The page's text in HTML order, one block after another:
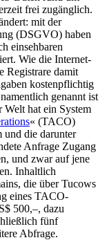
frei zugänglich.
mit der
(DSGVO) haben
einsehbaren
Wie die Internet-
Registrare damit
kostenpflichtig
genannt ist
Welt hat ein System
« (TACO)
und die darunter
Anfrage Zugang
und zwar auf jene
Inhaltlich
die über Tucows
eines TACO-
500,–, dazu
fünf
Abfrage.